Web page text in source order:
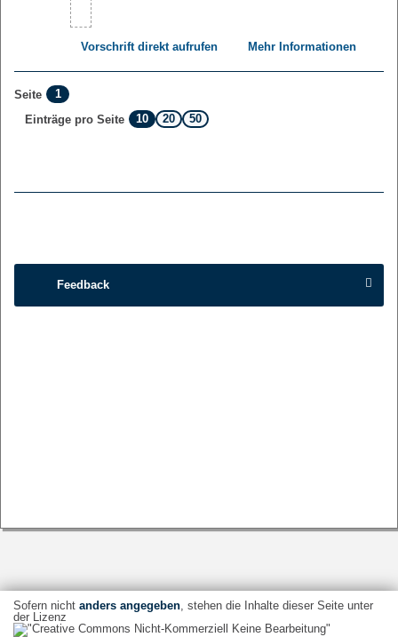
Vorschrift direkt aufrufen Mehr Informationen
Seite
1
Einträge pro Seite
10 20 50
Feedback
Sofern nicht anders angegeben, stehen die Inhalte dieser Seite unter
der Lizenz